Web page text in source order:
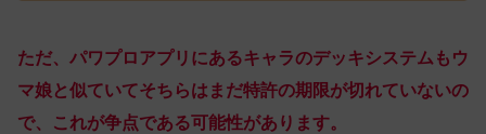
ただ、パワプロアプリにあるキャラのデッキシステムもウ
マ娘と似ていてそちらはまだ特許の期限が切れていないの
で、これが争点である可能性があります。